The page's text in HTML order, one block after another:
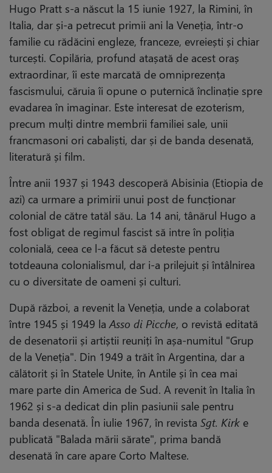
Hugo Pratt s-a născut la 15 iunie 1927, la Rimini, în
Italia, dar și-a petrecut primii ani la Veneția, într-o
familie cu rădăcini engleze, franceze, evreiești și chiar
turcești. Copilăria, profund atașată de acest oraș
extraordinar, îi este marcată de omniprezența
fascismului, căruia îi opune o puternică înclinație spre
evadarea în imaginar. Este interesat de ezoterism,
precum mulți dintre membrii familiei sale, unii
francmasoni ori cabaliști, dar și de banda desenată,
literatură și film.
Între anii 1937 și 1943 descoperă Abisinia (Etiopia de
azi) ca urmare a primirii unui post de funcționar
colonial de către tatăl său. La 14 ani, tânărul Hugo a
fost obligat de regimul fascist să intre în poliția
colonială, ceea ce l-a făcut să deteste pentru
totdeauna colonialismul, dar i-a prilejuit și întâlnirea
cu o diversitate de oameni și culturi.
După război, a revenit la Veneția, unde a colaborat
între 1945 și 1949 laAsso di Picche, o revistă editată
de desenatorii și artiștii reuniți în așa-numitul "Grup
de la Veneția". Din 1949 a trăit în Argentina, dar a
călătorit și în Statele Unite, în Antile și în cea mai
mare parte din America de Sud. A revenit în Italia în
1962 și s-a dedicat din plin pasiunii sale pentru
banda desenată. În iulie 1967, în revista Sgt. Kirk e
publicată "Balada mării sărate", prima bandă
desenată în care apare Corto Maltese.